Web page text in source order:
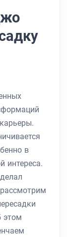
в
интереса.
этом